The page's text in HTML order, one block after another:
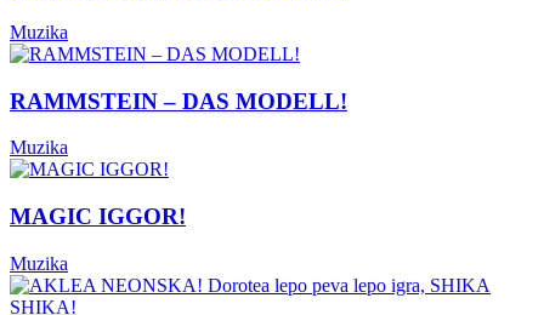
Muzika
RAMMSTEIN – DAS MODELL!
Muzika
MAGIC IGGOR!
Muzika